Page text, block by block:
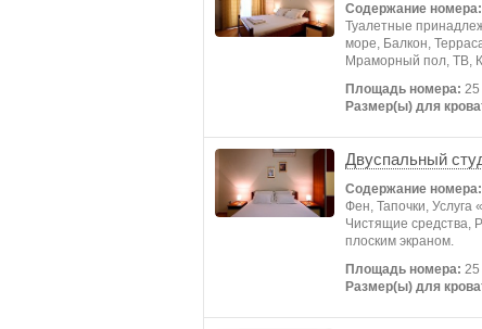
Содержание номера:
Туалетные
море, Балкон,
Мраморный пол, ТB,
Площадь номера: 25
Размер(ы) для
Двуспальный
Содержание номера:
Фен, Тапочки,
Чистящие средства,
плоским экраном.
Площадь номера: 25
Размер(ы) для